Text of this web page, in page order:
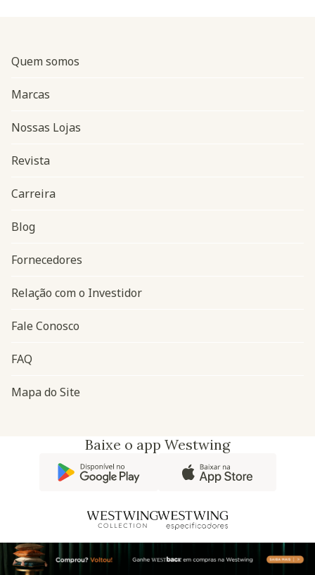
Navegação do rodapé
Quem somos
Marcas
Nossas Lojas
Revista
Carreira
Blog
Fornecedores
Relação com o Investidor
Fale Conosco
FAQ
Mapa do Site
Baixe o app Westwing
@westwingbr